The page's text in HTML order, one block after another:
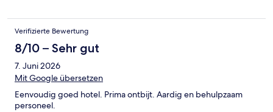
Duschgel, eine defekte Beleuchtung und ein unangenehmer
Geruch im gesamten Zimmer nach kaltem Zigarettenrauch.
Verifizierte Bewertung
8/10 – Sehr gut
7. Juni 2026
Mit Google übersetzen
Eenvoudig goed hotel. Prima ontbijt. Aardig en behulpzaam
personeel.